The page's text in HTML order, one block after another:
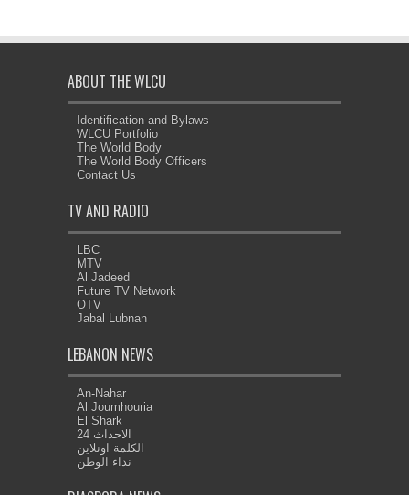
ABOUT THE WLCU
Identification and Bylaws
WLCU Portfolio
The World Body
The World Body Officers
Contact Us
TV AND RADIO
LBC
MTV
Al Jadeed
Future TV Network
OTV
Jabal Lubnan
LEBANON NEWS
An-Nahar
Al Joumhouria
El Shark
الاحداث 24
الكلمة اونلاين
نداء الوطن